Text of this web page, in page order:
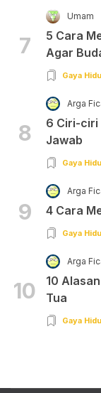
7
Umam
5 Cara
Agar
Gaya
8
Arga
6 Ciri-ciri
Jawab
Gaya
9
Arga
4 Cara
Gaya
10
Arga
10
Tua
Gaya